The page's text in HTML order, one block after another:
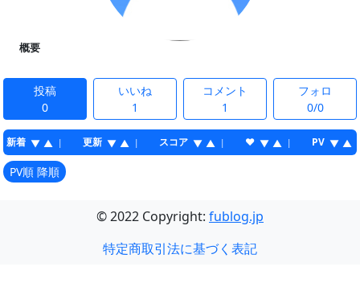
概要
投稿
0
いいね
1
コメント
1
フォロ
0/0
新着 ▼ ▲ | 更新 ▼ ▲ | スコア ▼ ▲ | ♥ ▼ ▲ | PV ▼ ▲
PV順 降順
© 2022 Copyright: fublog.jp
特定商取引法に基づく表記